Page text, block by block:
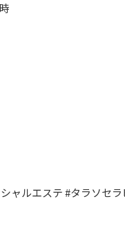
ャルエステ #タラソセ